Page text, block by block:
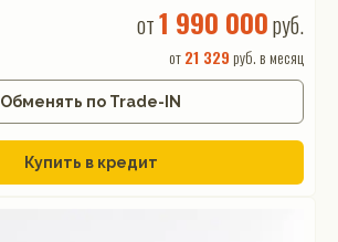
от1 990 000руб.
от21 329 руб. в месяц
Обменять по Trade-IN
Купить в кредит